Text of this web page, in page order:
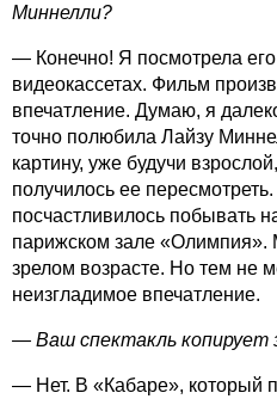
Миннелли?
— Конечно! Я посмотрела
видеокассетах. Фильм
впечатление. Думаю, я
точно полюбила Лайзу
картину, уже будучи
получилось ее
посчастливилось побывать
парижском зале
зрелом возрасте. Но тем не
неизгладимое впечатление.
— Ваш спектакль
— Нет. В «Кабаре», который